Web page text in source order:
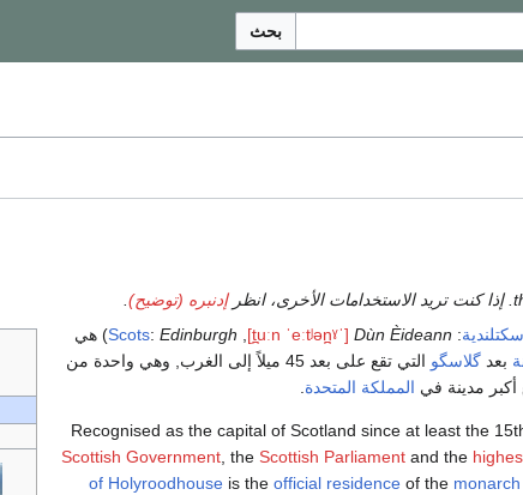
بحث
إدنبره (توضيح)
:
Dùn Èideann
[ˈt̪uːn
ˈeːtʲən̪ˠ]
Scots: Edinburgh
) هي
بعد گلاسگو
التي تقع على بعد 45 ميلاً إلى الغرب, وهي واحدة من
المملكة المتحدة
Recognised as the capital of Scotland since at least the
Scottish Government , the Scottish Parliament and the
of Holyroodhouse is the official residence of the monarch